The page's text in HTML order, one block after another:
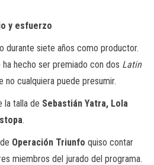
y esfuerzo
durante siete años como productor.
hecho ser premiado con dos Latin
no cualquiera puede presumir.
la talla de Sebastián Yatra, Lola
.
Operación Triunfo quiso contar
miembros del jurado del programa.